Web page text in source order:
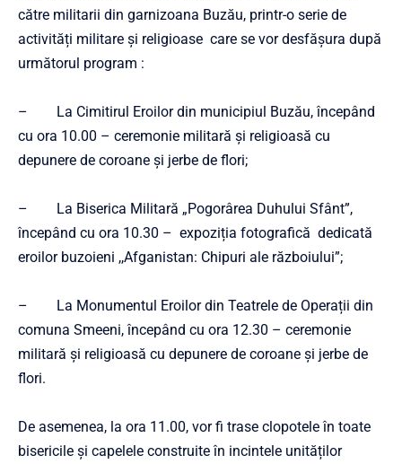
către militarii din garnizoana Buzău, printr-o serie de
activități militare și religioase care se vor desfășura după
următorul program :
– La Cimitirul Eroilor din municipiul Buzău, începând
cu ora 10.00 – ceremonie militară și religioasă cu
depunere de coroane și jerbe de flori;
– La Biserica Militară „Pogorârea Duhului Sfânt”,
începând cu ora 10.30 – expoziția fotografică dedicată
eroilor buzoieni ,,Afganistan: Chipuri ale războiului”;
– La Monumentul Eroilor din Teatrele de Operații din
comuna Smeeni, începând cu ora 12.30 – ceremonie
militară și religioasă cu depunere de coroane și jerbe de
flori.
De asemenea, la ora 11.00, vor fi trase clopotele în toate
bisericile și capelele construite în incintele unităților